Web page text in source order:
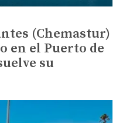
(Chemastur)
en el Puerto de
su